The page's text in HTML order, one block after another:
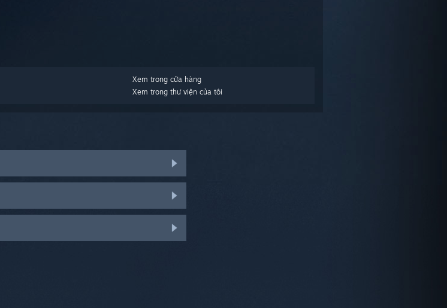
Xem trong cửa hàng
Xem trong thư viện của tôi